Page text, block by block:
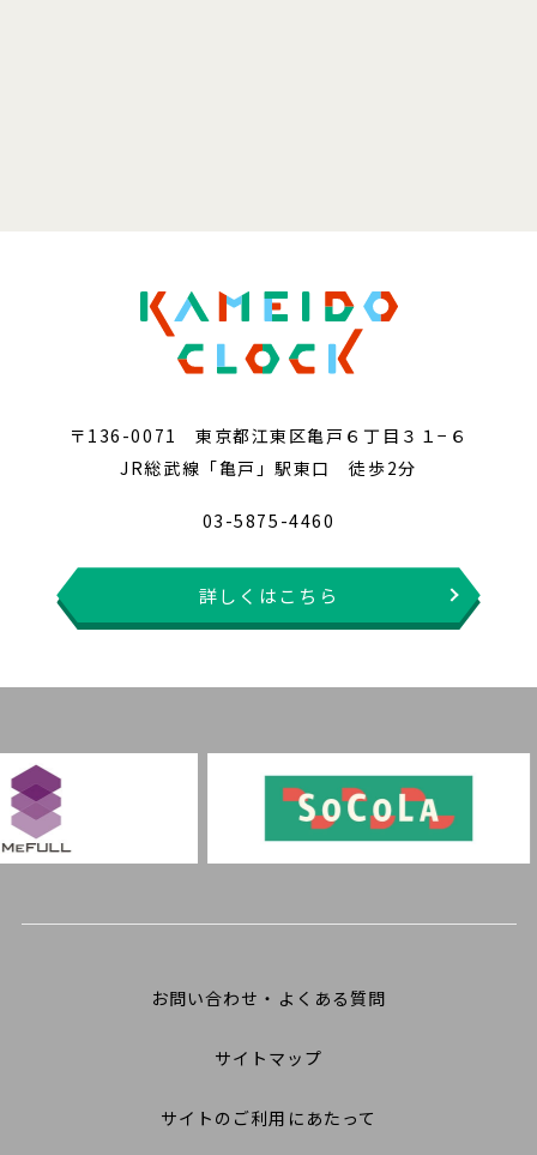
〒136-0071 東京都江東区亀戸６丁目３１−６
JR総武線「亀戸」駅東口 徒歩2分
03-5875-4460
詳しくはこちら
お問い合わせ・よくある質問
サイトマップ
サイトのご利用にあたって